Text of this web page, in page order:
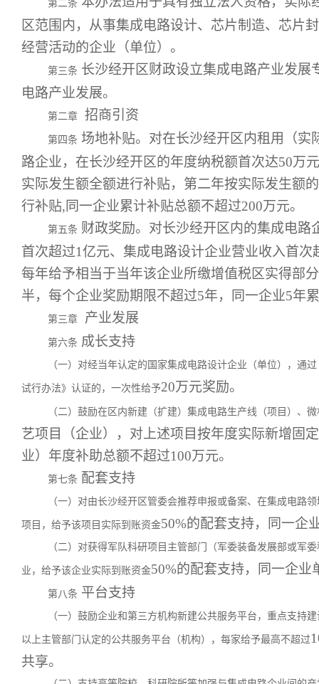
第二条
区范围内，从事集成电路设计、芯片制造、芯片
经营活动的企业（单位）。
第三条 长沙经开区财政设立集成电路产业发
电路产业发展。
第二章 招商引资
第四条 场地补贴。对在长沙经开区内租用（
路企业，在长沙经开区的年度纳税额首次达50万
实际发生额全额进行补贴，第二年按实际发生额
行补贴,同一企业累计补贴总额不超过200万元。
第五条 财政奖励。对长沙经开区内的集成电
首次超过1亿元、集成电路设计企业营业收入首
每年给予相当于当年该企业所缴增值税区实得部
半，每个企业奖励期限不超过5年，同一企业5年
第三章 产业发展
第六条 成长支持
（一）对经当年认定的国家集成电路设计企业（单位），通
试行办法》认证的，一次性给予20万元奖励。
（二）鼓励在区内新建（扩建）集成电路生产线（项目）、
艺项目（企业），对上述项目按年度实际新增固
业）年度补助总额不超过100万元。
第七条 配套支持
（一）对由长沙经开区管委会推荐申报或备案、在集成电路
项目，给予该项目实际到账资金50%的配套支持，同一企
（二）对获得军队科研项目主管部门（军委装备发展部或军
业，给予该企业实际到账资金50%的配套支持，同一企
第八条 平台支持
（一）鼓励企业和第三方机构新建公共服务平台，重点支持
以上主管部门认定的公共服务平台（机构），每家给予最高不超过
共享。